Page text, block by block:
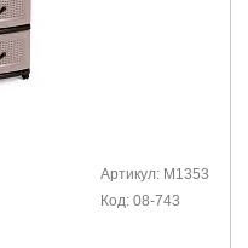
Артикул: М1353
Код: 08-743